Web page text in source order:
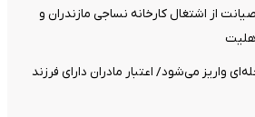
از اشتغال کارخانه نساجی مازندران و
واریز می‌شود/ اعتبار مادران دارای فرزند